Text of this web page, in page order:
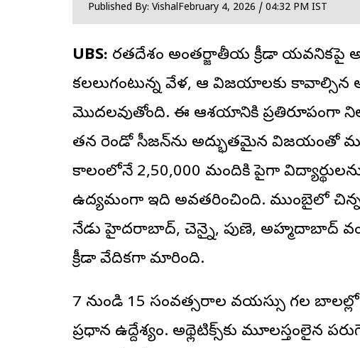
Published By: VishalFebruary 4, 2026 / 04:32 PM IST
UBS: భారతదేశం అంతర్జాతీయ క్రీడా యవనికపై
కలలుగంటున్న వేళ, ఆ విజయాలకు
మొదలవుతోంది. ఈ ఆశయానికి ప్రతిరూపంగా
తన రెండో సీజన్‌ను అద్భుతమైన విజయంతో
కాలంలోనే 2,50,000 మందికి పైగా
ఉద్యమంగా ఇది అవతరించింది. ముంబైలో
నేడు హైదరాబాద్, చెన్నై, పుణె, అహ్మదాబాద్
క్రీడా వేదికగా మారింది.
7 నుండి 15 సంవత్సరాల వయస్సు గల బాలల్లో
ప్రధాన ఉద్దేశ్యం. అథ్లెటిక్స్‌కు మూలస్తంభాలైన